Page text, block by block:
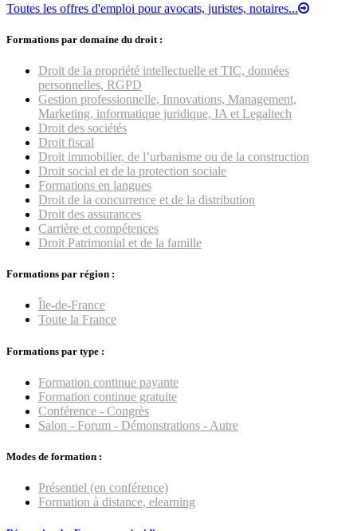
Toutes les offres d'emploi pour avocats, juristes, notaires...
Formations par domaine du droit :
Droit de la propriété intellectuelle et TIC, données
personnelles, RGPD
Gestion professionnelle, Innovations, Management,
Marketing, informatique juridique, IA et Legaltech
Droit des sociétés
Droit fiscal
Droit immobilier, de l’urbanisme ou de la construction
Droit social et de la protection sociale
Formations en langues
Droit de la concurrence et de la distribution
Droit des assurances
Carrière et compétences
Droit Patrimonial et de la famille
Formations par région :
Île-de-France
Toute la France
Formations par type :
Formation continue payante
Formation continue gratuite
Conférence - Congrès
Salon - Forum - Démonstrations - Autre
Modes de formation :
Présentiel (en conférence)
Formation à distance, elearning